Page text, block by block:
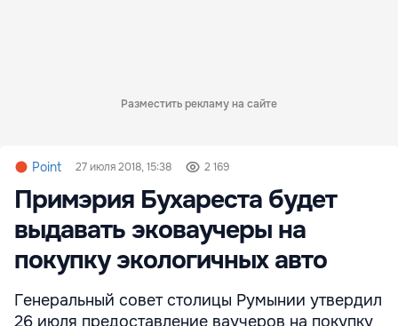
Разместить рекламу на сайте
Point 27 июля 2018, 15:38 2 169
Примэрия Бухареста будет
выдавать эковаучеры на
покупку экологичных авто
Генеральный совет столицы Румынии утвердил
26 июля предоставление ваучеров на покупку